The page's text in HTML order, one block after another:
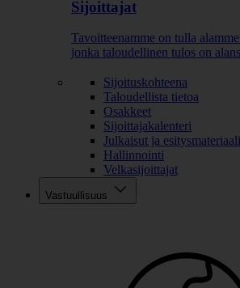
Sijoittajat
Tavoitteenamme on tulla
jonka taloudellinen tulos on
Sijoituskohteena
Taloudellista tietoa
Osakkeet
Sijoittajakalenteri
Julkaisut ja
Hallinnointi
Velkasijoittajat
Vastuullisuus